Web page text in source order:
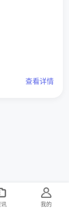
查看详情
我的